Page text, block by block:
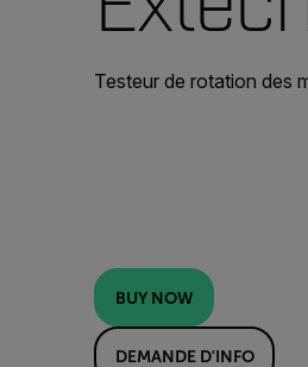
Testeur de rotation des
BUY NOW
DEMANDE D'INFO